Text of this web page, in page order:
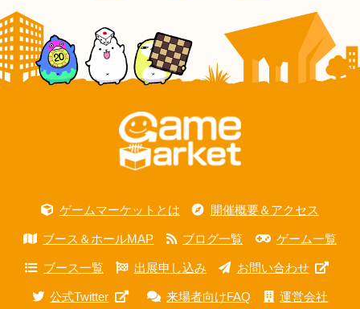
ゲームマーケットとは 開催概要＆アクセス
ブース＆ホールMAP ブログ一覧 ゲーム一覧
ブース一覧 出展申し込み お問い合わせ
公式Twitter 来場者向けFAQ 運営会社